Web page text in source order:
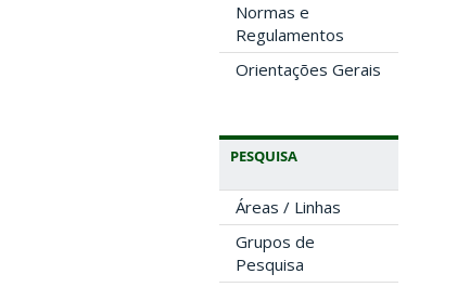
Normas e
Regulamentos
Orientações Gerais
PESQUISA
Áreas / Linhas
Grupos de
Pesquisa